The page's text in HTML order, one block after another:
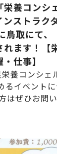
栄養コンシ
ンストラク
鳥取にて、
れます！【
仕事】
養コンシェ
るイベント
はぜひお問